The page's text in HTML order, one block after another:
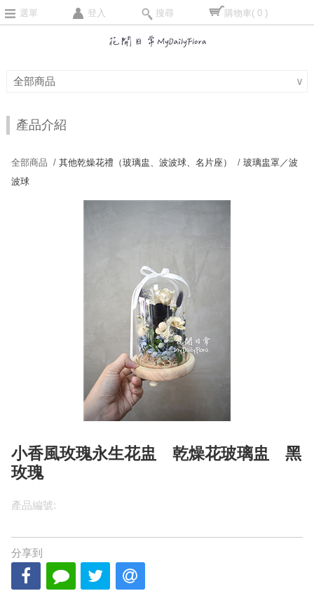
選單 登入 搜尋 購物車( 0 )
全部商品 ∨
產品介紹
全部商品 /其他乾燥花禮（玻璃盅、波波球、名片座） /玻璃盅罩／波
波球
小香風玫瑰永生花盅 乾燥花玻璃盅 黑
玫瑰
產品編號:
分享到